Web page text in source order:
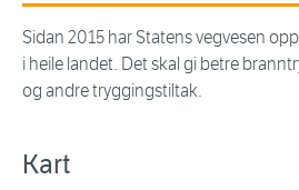
Sidan 2015 har Statens vegvesen
i heile landet. Det skal gi betre
og andre tryggingstiltak.
Kart